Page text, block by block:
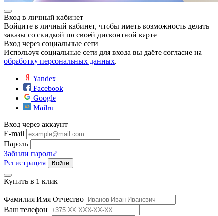
Вход в личный кабинет
Войдите в личный кабинет, чтобы иметь возможность делать
заказы со скидкой по своей дисконтной карте
Вход через социальные сети
Используя социальные сети для входа вы даёте согласие на
обработку персональных данных.
Yandex
Facebook
Google
Mailru
Вход через аккаунт
E-mail
Пароль
Забыли пароль?
Регистрация
Войти
Купить в 1 клик
Фамилия Имя Отчество
Ваш телефон